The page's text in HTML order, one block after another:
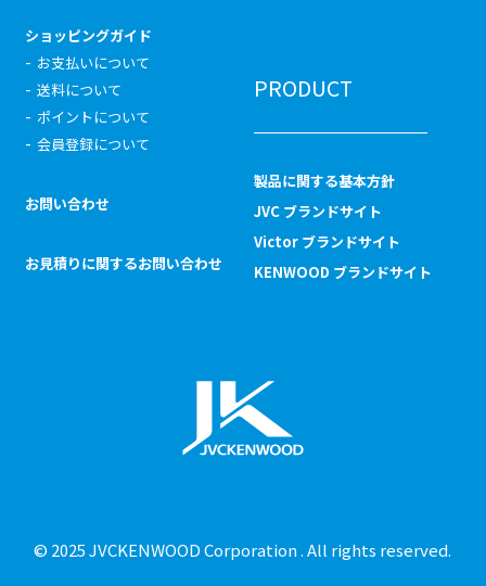
ショッピングガイド
お支払いについて
送料について
ポイントについて
会員登録について
お問い合わせ
お見積りに関するお問い合わせ
PRODUCT
製品に関する基本方針
JVC ブランドサイト
Victor ブランドサイト
KENWOOD ブランドサイト
© 2025 JVCKENWOOD Corporation . All rights reserved.